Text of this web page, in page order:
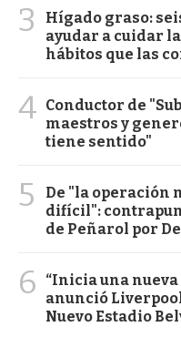
3
Hígado graso:
ayudar a cuidar
hábitos que las
4 Conductor de
maestros y
tiene sentido"
5
De "la operación
difícil":
de Peñarol por
6
“Inicia una nueva
anunció
Nuevo Estadio